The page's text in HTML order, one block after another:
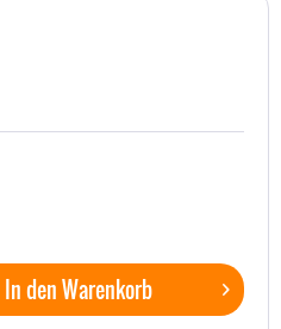
In denWarenkorb